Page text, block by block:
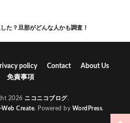
た？旦那がどんな人かも調査！
policy Contact
About Us
免責事項
2026 ニコニコブログ.
Web Create. Powered by WordPress.